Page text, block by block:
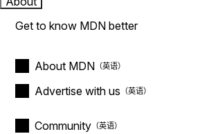
Get to know MDN better
About MDN
Advertise with us
Community